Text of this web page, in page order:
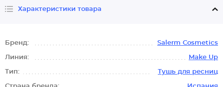
Характеристики товара
Бренд: Salerm Cosmetics
Линия: Make Up
Тип: Тушь для ресниц